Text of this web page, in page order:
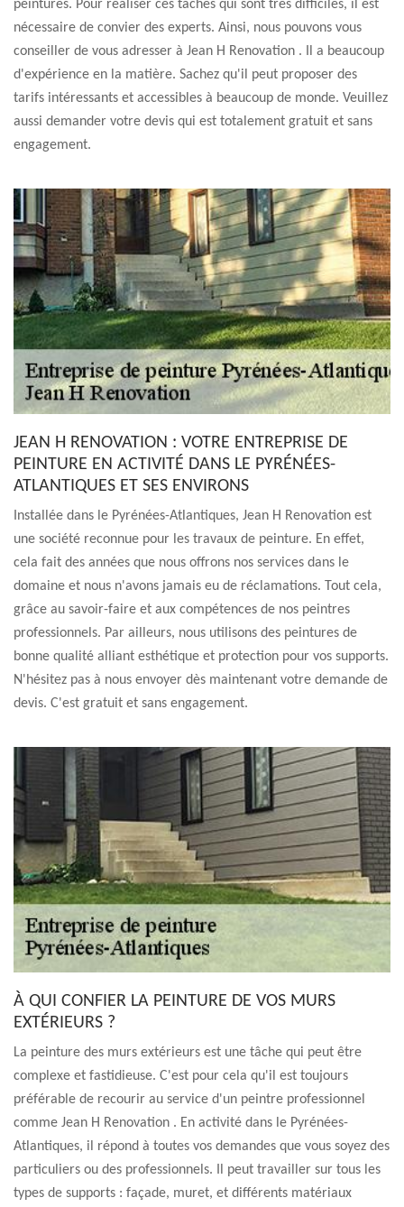
peintures. Pour réaliser ces tâches qui sont très difficiles, il est
nécessaire de convier des experts. Ainsi, nous pouvons vous
conseiller de vous adresser à Jean H Renovation . Il a beaucoup
d'expérience en la matière. Sachez qu'il peut proposer des
tarifs intéressants et accessibles à beaucoup de monde. Veuillez
aussi demander votre devis qui est totalement gratuit et sans
engagement.
JEAN H RENOVATION : VOTRE ENTREPRISE DE
PEINTURE EN ACTIVITÉ DANS LE PYRÉNÉES-
ATLANTIQUES ET SES ENVIRONS
Installée dans le Pyrénées-Atlantiques, Jean H Renovation est
une société reconnue pour les travaux de peinture. En effet,
cela fait des années que nous offrons nos services dans le
domaine et nous n'avons jamais eu de réclamations. Tout cela,
grâce au savoir-faire et aux compétences de nos peintres
professionnels. Par ailleurs, nous utilisons des peintures de
bonne qualité alliant esthétique et protection pour vos supports.
N'hésitez pas à nous envoyer dès maintenant votre demande de
devis. C'est gratuit et sans engagement.
À QUI CONFIER LA PEINTURE DE VOS MURS
EXTÉRIEURS ?
La peinture des murs extérieurs est une tâche qui peut être
complexe et fastidieuse. C'est pour cela qu'il est toujours
préférable de recourir au service d'un peintre professionnel
comme Jean H Renovation . En activité dans le Pyrénées-
Atlantiques, il répond à toutes vos demandes que vous soyez des
particuliers ou des professionnels. Il peut travailler sur tous les
types de supports : façade, muret, et différents matériaux